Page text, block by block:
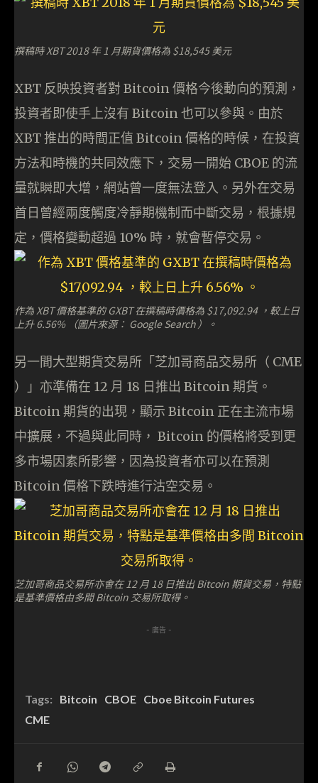
撰稿時 XBT 2018 年 1 月期貨價格為 $18,545 美元
XBT 反映投資者對 Bitcoin 價格今後動向的預測，
投資者即使手上沒有 Bitcoin 也可以參與。由於
XBT 推出的時間正值 Bitcoin 價格的時候，在投資
方法和時機的共同效應下，交易一開始 CBOE 的流
量就瞬即大增，網站曾一度無法登入。另外在交易
首日曾經兩度觸度冷靜期機制而中斷交易，根據規
定，價格變動超過 10% 時，就會暫停交易。
作為 XBT 價格基準的 GXBT 在撰稿時價格為 $17,092.94 ，較上日
上升 6.56% （圖片來源： Google Search ）。
另一間大型期貨交易所「芝加哥商品交易所（ CME
）」亦準備在 12 月 18 日推出 Bitcoin 期貨。
Bitcoin 期貨的出現，顯示 Bitcoin 正在主流市場
中擴展，不過與此同時， Bitcoin 的價格將受到更
多市場因素所影響，因為投資者亦可以在預測
Bitcoin 價格下跌時進行沽空交易。
芝加哥商品交易所亦會在 12 月 18 日推出 Bitcoin 期貨交易，特點
是基準價格由多間 Bitcoin 交易所取得。
- 廣告 -
Tags: Bitcoin CBOE Cboe Bitcoin Futures
CME